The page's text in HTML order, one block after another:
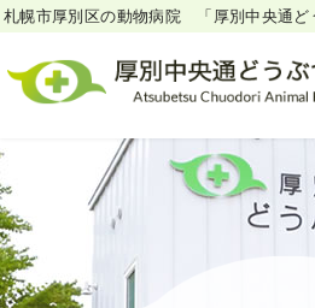
コ
ン
テ
ン
ツ
へ
札幌市厚別区の動物病院 「厚別中央通ど